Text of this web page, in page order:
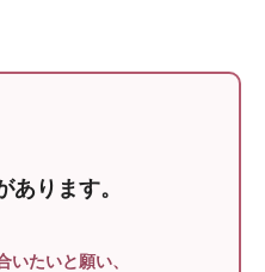
あります。
いたいと願い、